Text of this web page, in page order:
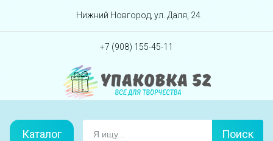
Перейти вниз
Нижний Новгород, ул. Даля, 24
+7 (908) 155-45-11
Каталог Поиск